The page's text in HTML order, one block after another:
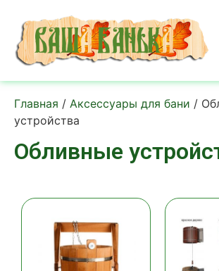
Главная / Аксессуары для бани /
устройства
Обливные